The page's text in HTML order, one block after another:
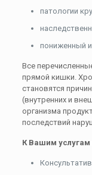
патологии
пониженный
Все
прямой кишки.
становятся
(внутренних и
организма
последствий
К Вашим